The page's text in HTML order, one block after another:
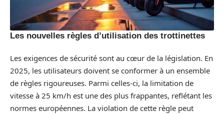
Les nouvelles règles d’utilisation des trottinettes
Les exigences de sécurité sont au cœur de la législation. En
2025, les utilisateurs doivent se conformer à un ensemble
de règles rigoureuses. Parmi celles-ci, la limitation de
vitesse à 25 km/h est une des plus frappantes, reflétant les
normes européennes. La violation de cette règle peut